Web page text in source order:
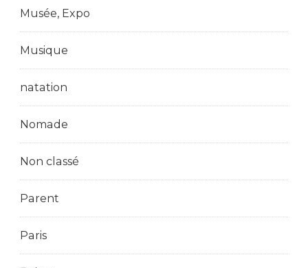
Musée, Expo
Musique
natation
Nomade
Non classé
Parent
Paris